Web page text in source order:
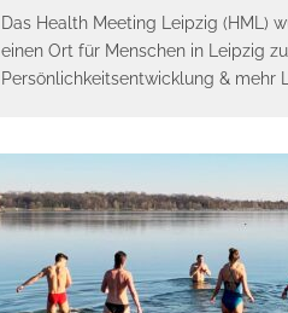
Das Health Meeting Leipzig (HML)
einen Ort für Menschen in Leipzig
Persönlichkeitsentwicklung & mehr